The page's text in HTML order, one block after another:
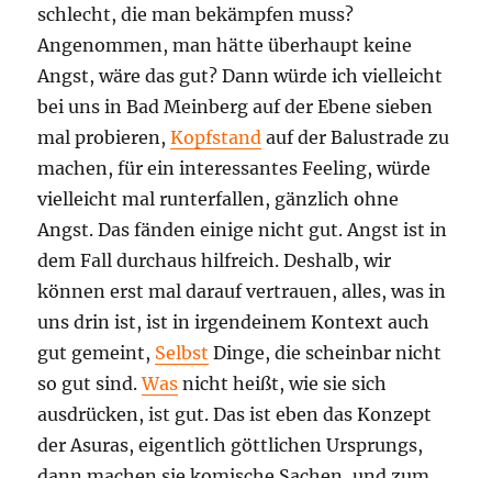
schlecht, die man bekämpfen muss?
Angenommen, man hätte überhaupt keine
Angst, wäre das gut? Dann würde ich vielleicht
bei uns in Bad Meinberg auf der Ebene sieben
mal probieren,Kopfstand auf der Balustrade zu
machen, für ein interessantes Feeling, würde
vielleicht mal runterfallen, gänzlich ohne
Angst. Das fänden einige nicht gut. Angst ist in
dem Fall durchaus hilfreich. Deshalb, wir
können erst mal darauf vertrauen, alles, was in
uns drin ist, ist in irgendeinem Kontext auch
gut gemeint, Selbst Dinge, die scheinbar nicht
so gut sind.Was nicht heißt, wie sie sich
ausdrücken, ist gut. Das ist eben das Konzept
der Asuras, eigentlich göttlichen Ursprungs,